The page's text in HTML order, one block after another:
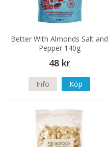
Better With Almonds Salt and
Pepper 140g
48 kr
Info Köp